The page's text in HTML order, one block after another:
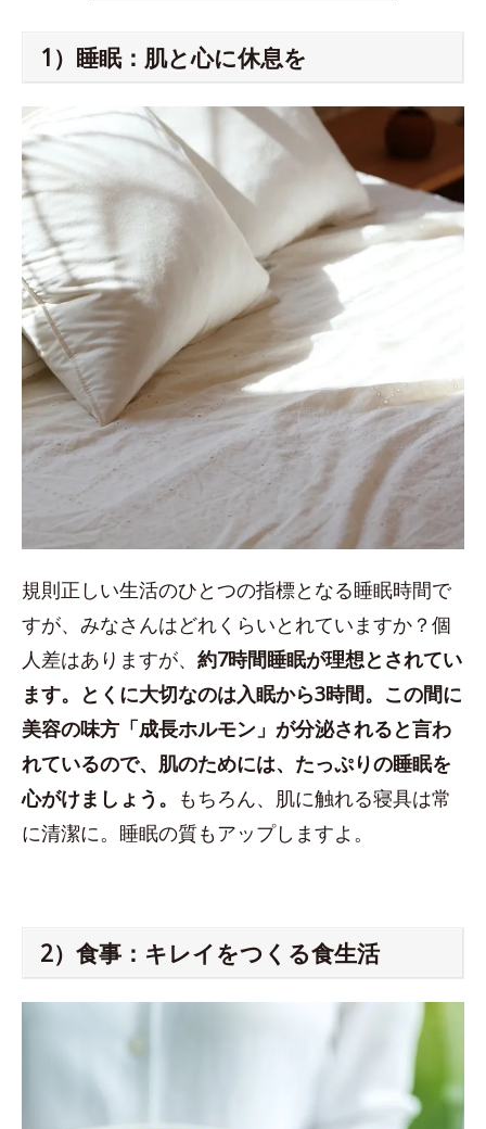
1）睡眠：肌と心に休息を
規則正しい生活のひとつの指標となる睡眠時間で
すが、みなさんはどれくらいとれていますか？個
人差はありますが、 約7時間睡眠が理想とされてい
ます。とくに大切なのは入眠から3時間。この間に
美容の味方「成長ホルモン」が分泌されると言わ
れているので、肌のためには、たっぷりの睡眠を
心がけましょう。 もちろん、肌に触れる寝具は常
に清潔に。睡眠の質もアップしますよ。
2）食事：キレイをつくる食生活